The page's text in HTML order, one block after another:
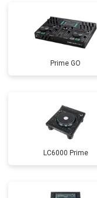
Prime GO
LC6000 Prime